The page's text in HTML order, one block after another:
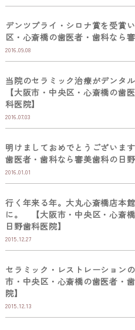
デンツプライ・シロナ賞を受
区・心斎橋の歯医者・歯科なら
2016.09.08
当院のセラミック治療がデンタ
【大阪市・中央区・心斎橋の歯
科医院】
2016.07.03
明けましておめでとうございま
歯医者・歯科なら審美歯科の日野
2016.01.01
行く年来る年。大丸心斎橋店本
に。 【大阪市・中央区・心斎
日野歯科医院】
2015.12.27
セラミック・レストレーション
市・中央区・心斎橋の歯医者・
院】
2015.12.13